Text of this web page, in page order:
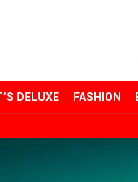
DELUXE FASHION